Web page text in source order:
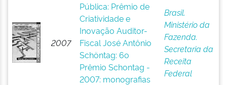
2007
Pública: Prêmio de
Criatividade e
Inovação Auditor-
Fiscal José Antônio
Schöntag: 6o
Prêmio Schontag -
2007: monografias
Brasil.
Ministério da
Fazenda.
Secretaria da
Receita
Federal